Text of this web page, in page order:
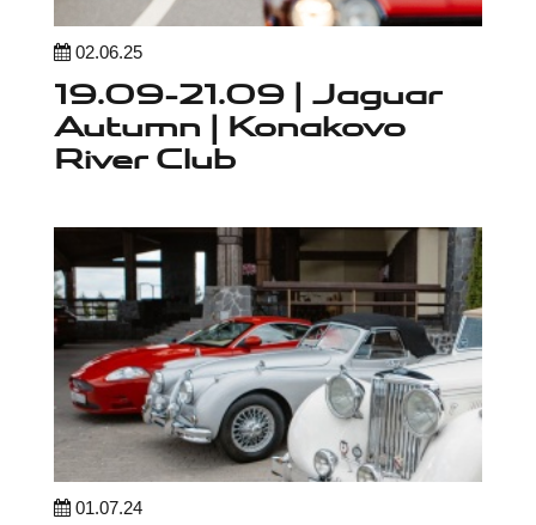
02.06.25
19.09-21.09 | Jaguar
Autumn | Konakovo
River Club
01.07.24